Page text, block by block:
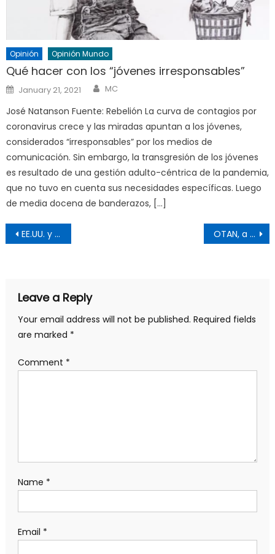
Opinión Opinión Mundo
Qué hacer con los “jóvenes irresponsables”
Posted
on
January 21, 2021 Author
MC
José Natanson Fuente: Rebelión La curva de contagios por
coronavirus crece y las miradas apuntan a los jóvenes,
considerados “irresponsables” por los medios de
comunicación. Sin embargo, la transgresión de los jóvenes
es resultado de una gestión adulto-céntrica de la pandemia,
que no tuvo en cuenta sus necesidades específicas. Luego
de media docena de banderazos, […]
Post
navigation
EE.UU. y la OTAN juegan con fuego OTAN, a toda velocidad contra Rusia
Leave a Reply
Your email address will not be published. Required fields
are marked *
Comment *
Name *
Email *